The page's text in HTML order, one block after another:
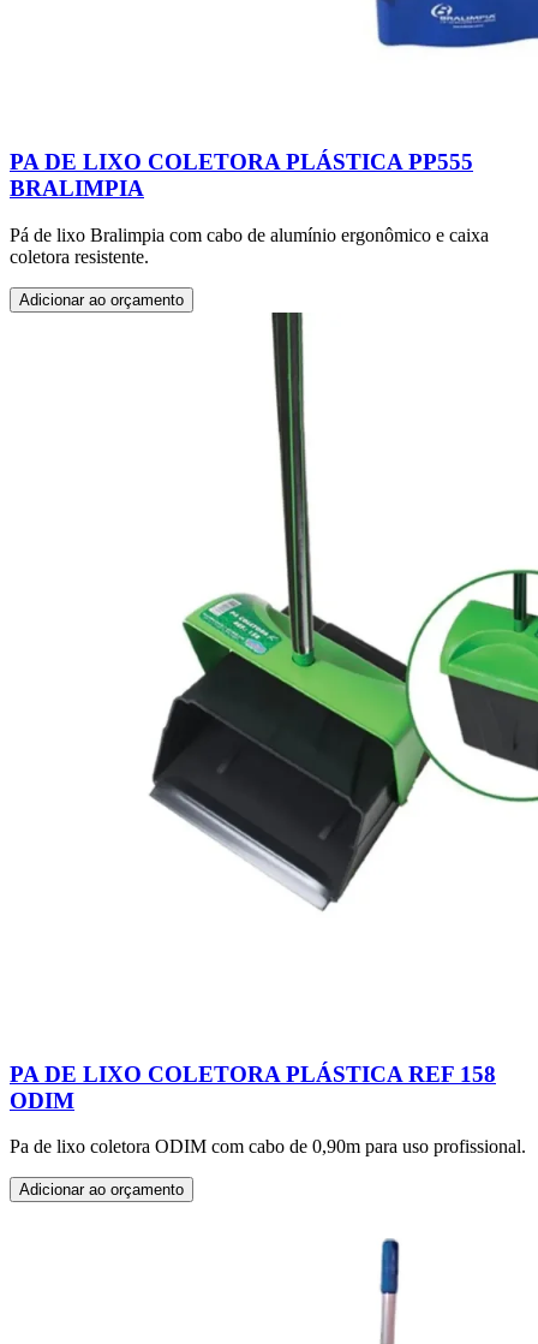
PA DE LIXO COLETORA PLÁSTICA PP555
BRALIMPIA
Pá de lixo Bralimpia com cabo de alumínio ergonômico e caixa
coletora resistente.
Adicionar ao orçamento
PA DE LIXO COLETORA PLÁSTICA REF 158
ODIM
Pa de lixo coletora ODIM com cabo de 0,90m para uso profissional.
Adicionar ao orçamento